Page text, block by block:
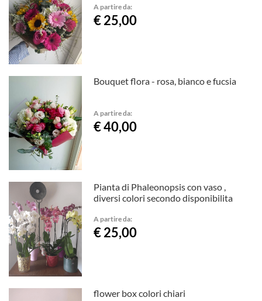
A partire da:
€ 25,00
Bouquet flora - rosa, bianco e fucsia
A partire da:
€ 40,00
Pianta di Phaleonopsis con vaso ,
diversi colori secondo disponibilita
A partire da:
€ 25,00
flower box colori chiari